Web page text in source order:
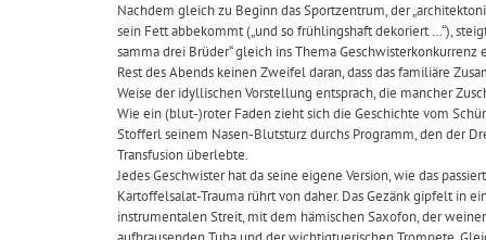
Nachdem gleich zu Beginn das Sportzentrum, der
sein Fett abbekommt („und so frühlingshaft dekoriert …“),
samma drei Brüder“ gleich ins Thema Geschwisterkonkurrenz
Rest des Abends keinen Zweifel daran, dass das familiäre
Weise der idyllischen Vorstellung entsprach, die mancher
Wie ein (blut-)roter Faden zieht sich die Geschichte vom
Stofferl seinem Nasen-Blutsturz durchs Programm, den der
Transfusion überlebte.
Jedes Geschwister hat da seine eigene Version, wie das
Kartoffelsalat-Trauma rührt von daher. Das Gezänk gipfelt in
instrumentalen Streit, mit dem hämischen Saxofon, der